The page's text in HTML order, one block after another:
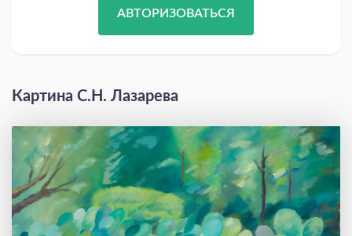
АВТОРИЗОВАТЬСЯ
Картина С.Н. Лазарева